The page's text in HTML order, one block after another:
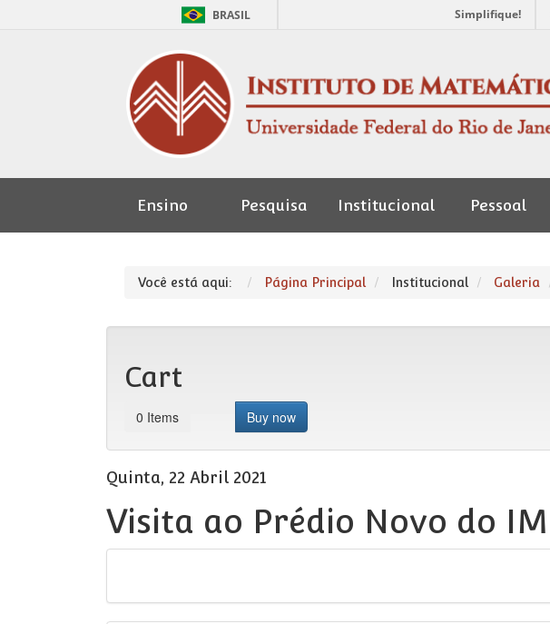
BRASIL Simplifique!
Ensino Pesquisa Institucional Pessoal
Você está aqui: Página Principal Institucional Galeria
Cart
0 Items Buy now
Quinta, 22 Abril 2021
Visita ao Prédio Novo do IM